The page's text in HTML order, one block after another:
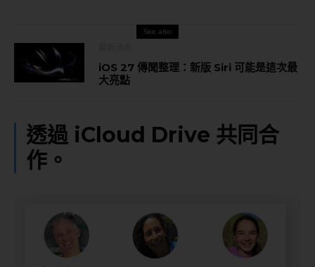
See also
iOS 27 傳聞整理：新版 Siri 可能是這次最
大亮點
透過 iCloud Drive 共同合
作。